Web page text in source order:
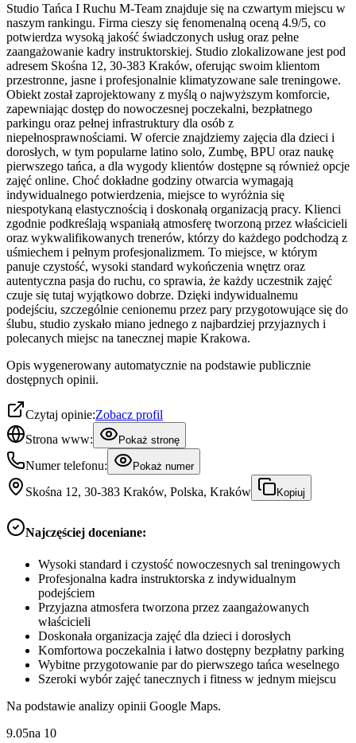
Studio Tańca I Ruchu M-Team znajduje się na czwartym miejscu w
naszym rankingu. Firma cieszy się fenomenalną oceną 4.9/5, co
potwierdza wysoką jakość świadczonych usług oraz pełne
zaangażowanie kadry instruktorskiej. Studio zlokalizowane jest pod
adresem Skośna 12, 30-383 Kraków, oferując swoim klientom
przestronne, jasne i profesjonalnie klimatyzowane sale treningowe.
Obiekt został zaprojektowany z myślą o najwyższym komforcie,
zapewniając dostęp do nowoczesnej poczekalni, bezpłatnego
parkingu oraz pełnej infrastruktury dla osób z
niepełnosprawnościami. W ofercie znajdziemy zajęcia dla dzieci i
dorosłych, w tym popularne latino solo, Zumbę, BPU oraz naukę
pierwszego tańca, a dla wygody klientów dostępne są również opcje
zajęć online. Choć dokładne godziny otwarcia wymagają
indywidualnego potwierdzenia, miejsce to wyróżnia się
niespotykaną elastycznością i doskonałą organizacją pracy. Klienci
zgodnie podkreślają wspaniałą atmosferę tworzoną przez właścicieli
oraz wykwalifikowanych trenerów, którzy do każdego podchodzą z
uśmiechem i pełnym profesjonalizmem. To miejsce, w którym
panuje czystość, wysoki standard wykończenia wnętrz oraz
autentyczna pasja do ruchu, co sprawia, że każdy uczestnik zajęć
czuje się tutaj wyjątkowo dobrze. Dzięki indywidualnemu
podejściu, szczególnie cenionemu przez pary przygotowujące się do
ślubu, studio zyskało miano jednego z najbardziej przyjaznych i
polecanych miejsc na tanecznej mapie Krakowa.
Opis wygenerowany automatycznie na podstawie publicznie
dostępnych opinii.
Czytaj opinie:Zobacz profil
Strona www:
Pokaż stronę
Numer telefonu: Pokaż numer
Skośna 12, 30-383 Kraków, Polska, Kraków Kopiuj
Najczęściej doceniane:
Wysoki standard i czystość nowoczesnych sal treningowych
Profesjonalna kadra instruktorska z indywidualnym
podejściem
Przyjazna atmosfera tworzona przez zaangażowanych
właścicieli
Doskonała organizacja zajęć dla dzieci i dorosłych
Komfortowa poczekalnia i łatwo dostępny bezpłatny parking
Wybitne przygotowanie par do pierwszego tańca weselnego
Szeroki wybór zajęć tanecznych i fitness w jednym miejscu
Na podstawie analizy opinii Google Maps.
9.05na 10